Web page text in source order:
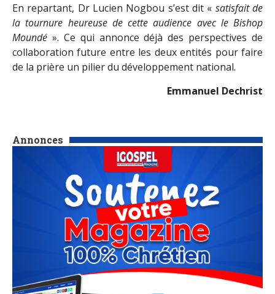
Annonces
En repartant, Dr Lucien Nogbou s’est dit « satisfait de
la tournure heureuse de cette audience avec le Bishop
Moundé ». Ce qui annonce déjà des perspectives de
collaboration future entre les deux entités pour faire
de la prière un pilier du développement national.
Emmanuel Dechrist